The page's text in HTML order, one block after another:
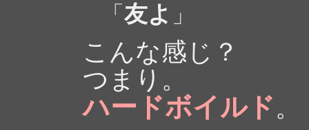
「友よ 」
こんな感じ？
つまり。
ハードボイルド。